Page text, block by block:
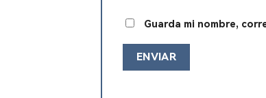
Guarda mi nombre,